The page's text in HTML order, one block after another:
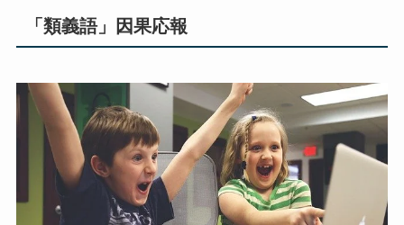
「類義語」因果応報